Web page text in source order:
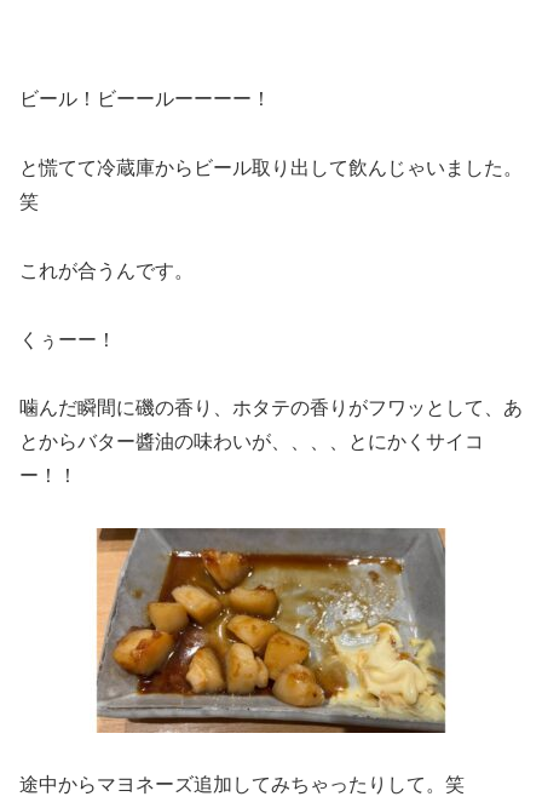
ビール！ビーールーーーー！
と慌てて冷蔵庫からビール取り出して飲んじゃいました。
笑
これが合うんです。
くぅーー！
噛んだ瞬間に磯の香り、ホタテの香りがフワッとして、あ
とからバター醬油の味わいが、、、、とにかくサイコ
ー！！
途中からマヨネーズ追加してみちゃったりして。笑